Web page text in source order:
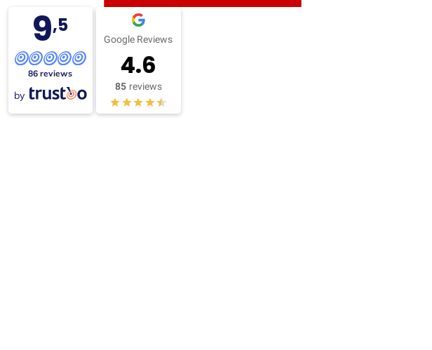
9,5
86 reviews
by
Google Reviews
4.6
85 reviews